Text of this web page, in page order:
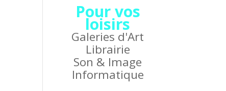
Pour vos
loisirs
Galeries d'Art
Librairie
Son & Image
Informatique